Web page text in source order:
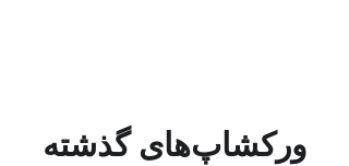
ورکشاپ‌های گذشته